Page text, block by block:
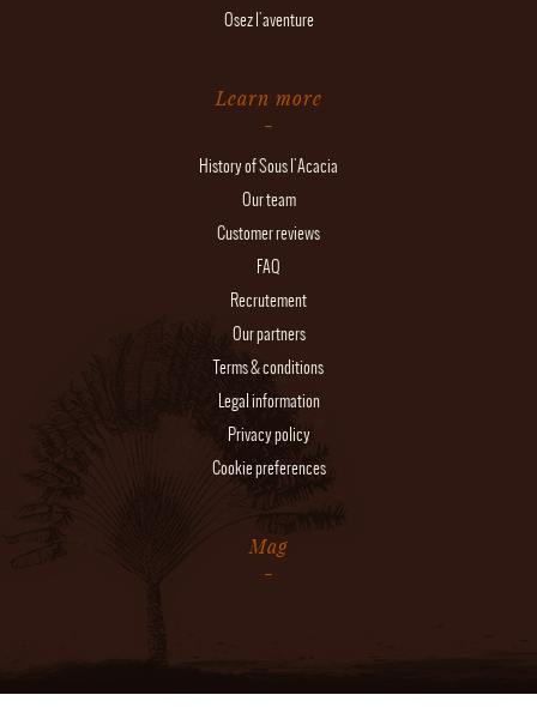
Osez l'aventure
Learn more
History of Sous l'Acacia
Our team
Customer reviews
FAQ
Recrutement
Our partners
Terms & conditions
Legal information
Privacy policy
Cookie preferences
Mag